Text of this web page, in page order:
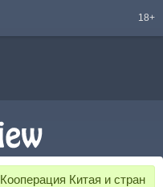
18+
Кооперация Китая и стран